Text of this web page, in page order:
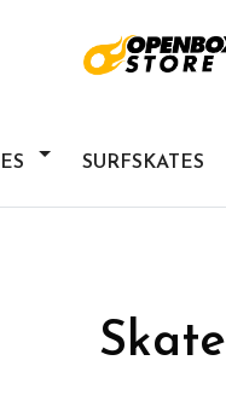
SURFSKATES
Skate